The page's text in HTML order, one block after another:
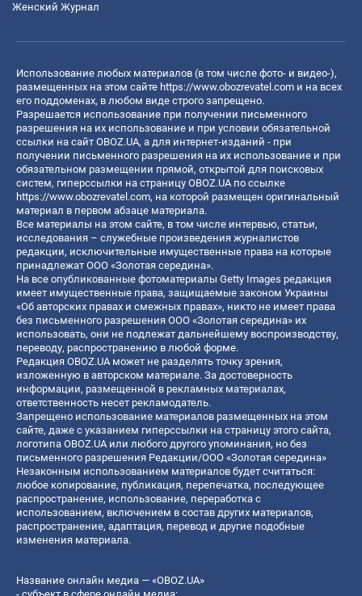
Женский Журнал
Использование любых материалов (в том числе фото- и видео-),
размещенных на этом сайте https://www.obozrevatel.com и на всех
его поддоменах, в любом виде строго запрещено.
Разрешается использование при получении письменного
разрешения на их использование и при условии обязательной
ссылки на сайт OBOZ.UA, а для интернет-изданий - при
получении письменного разрешения на их использование и при
обязательном размещении прямой, открытой для поисковых
систем, гиперссылки на страницу OBOZ.UA по ссылке
https://www.obozrevatel.com, на которой размещен оригинальный
материал в первом абзаце материала.
Все материалы на этом сайте, в том числе интервью, статьи,
исследования – служебные произведения журналистов
редакции, исключительные имущественные права на которые
принадлежат ООО «Золотая середина».
На все опубликованные фотоматериалы Getty Images редакция
имеет имущественные права, защищаемые законом Украины
«Об авторских правах и смежных правах», никто не имеет права
без письменного разрешения ООО «Золотая середина» их
использовать, они не подлежат дальнейшему воспроизводству,
переводу, распространению в любой форме.
Редакция OBOZ.UA может не разделять точку зрения,
изложенную в авторском материале. За достоверность
информации, размещенной в рекламных материалах,
ответственность несет рекламодатель.
Запрещено использование материалов размещенных на этом
сайте, даже с указанием гиперссылки на страницу этого сайта,
логотипа OBOZ.UA или любого другого упоминания, но без
письменного разрешения Редакции/ООО «Золотая середина»
Незаконным использованием материалов будет считаться:
любое копирование, публикация, перепечатка, последующее
распространение, использование, переработка с
использованием, включением в состав других материалов,
распространение, адаптация, перевод и другие подобные
изменения материала.
Название онлайн медиа — «OBOZ.UA»